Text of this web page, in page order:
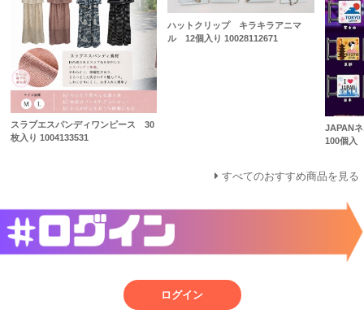
スラブエスパンディワンピース 30
枚入り 1004133531
ハットクリップ キラキラアニマ
ル 12個入り 10028112671
JAPAN
100個入
すべてのおすすめ商品を見る
ログイン